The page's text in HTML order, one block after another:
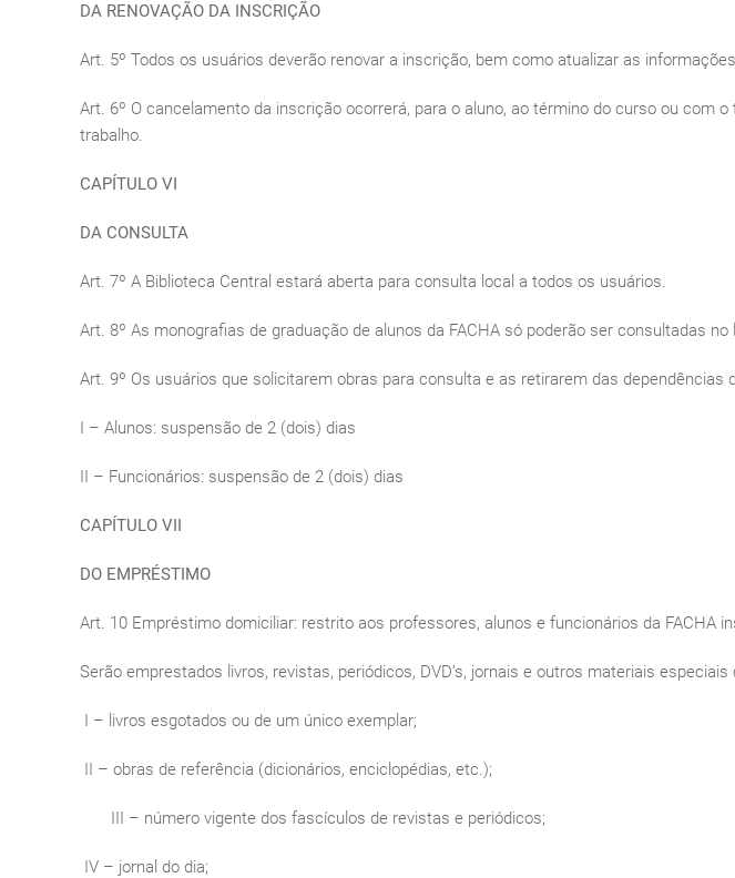
DA RENOVAÇÃO DA INSCRIÇÃO
Art. 5º Todos os usuários deverão renovar a inscrição, bem como atualizar as
Art. 6º O cancelamento da inscrição ocorrerá, para o aluno, ao término do curso ou
trabalho.
CAPÍTULO VI
DA CONSULTA
Art. 7º A Biblioteca Central estará aberta para consulta local a todos os usuários.
Art. 8º As monografias de graduação de alunos da FACHA só poderão ser consultadas
Art. 9º Os usuários que solicitarem obras para consulta e as retirarem das
I – Alunos: suspensão de 2 (dois) dias
II – Funcionários: suspensão de 2 (dois) dias
CAPÍTULO VII
DO EMPRÉSTIMO
Art. 10 Empréstimo domiciliar: restrito aos professores, alunos e funcionários da FACHA
Serão emprestados livros, revistas, periódicos, DVD’s, jornais e outros materiais especiais
I – livros esgotados ou de um único exemplar;
II – obras de referência (dicionários, enciclopédias, etc.);
III – número vigente dos fascículos de revistas e periódicos;
IV – jornal do dia;